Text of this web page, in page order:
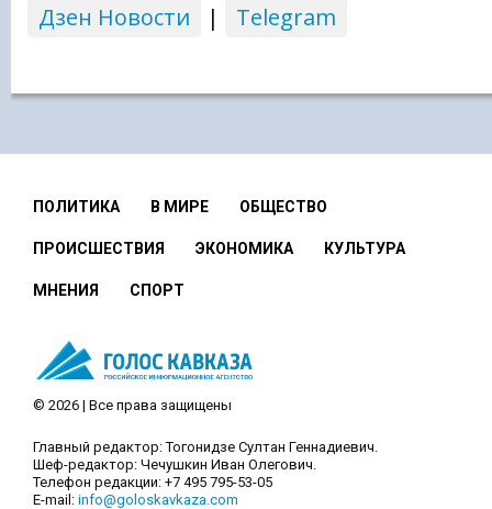
Дзен Новости
| Telegram
ПОЛИТИКА В МИРЕ ОБЩЕСТВО
ПРОИСШЕСТВИЯ ЭКОНОМИКА КУЛЬТУРА
МНЕНИЯ СПОРТ
© 2026 | Все права защищены
Главный редактор: Тогонидзе Султан Геннадиевич.
Шеф-редактор: Чечушкин Иван Олегович.
Телефон редакции: +7 495 795-53-05
E-mail: info@goloskavkaza.com